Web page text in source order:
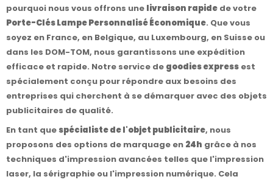
pourquoi nous vous offrons une livraison rapide de votre
Porte-Clés Lampe Personnalisé Économique. Que vous
soyez en France, en Belgique, au Luxembourg, en Suisse ou
dans les DOM-TOM, nous garantissons une expédition
efficace et rapide. Notre service de goodies express est
spécialement conçu pour répondre aux besoins des
entreprises qui cherchent à se démarquer avec des objets
publicitaires de qualité.
En tant quespécialiste de l'objet publicitaire, nous
proposons des options de marquage en 24h grâce à nos
techniques d'impression avancées telles que l'impression
laser, la sérigraphie ou l'impression numérique. Cela